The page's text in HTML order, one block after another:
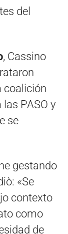
del
, Cassino
coalición
PASO y
se
gestando
«Se
contexto
como
de